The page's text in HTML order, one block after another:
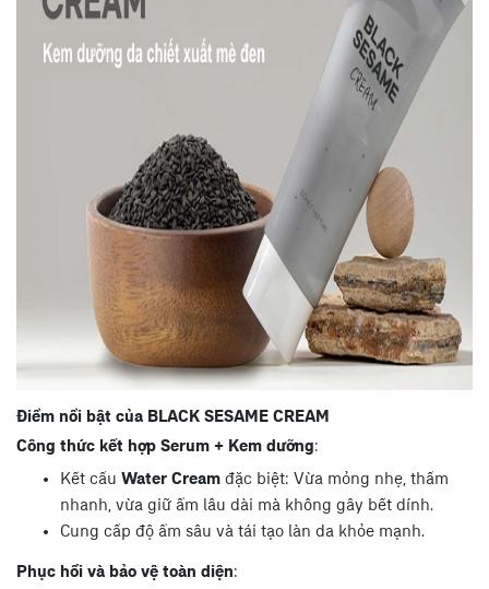
Điểm nổi bật của BLACK SESAME CREAM
Công thức kết hợp Serum + Kem dưỡng:
Kết cấu Water Cream đặc biệt: Vừa mỏng nhẹ, thấm
nhanh, vừa giữ ẩm lâu dài mà không gây bết dính.
Cung cấp độ ẩm sâu và tái tạo làn da khỏe mạnh.
Phục hồi và bảo vệ toàn diện: